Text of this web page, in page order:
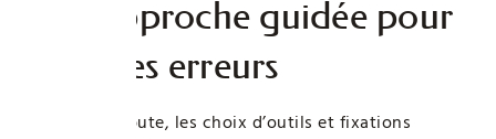
Une approche guidée pour
éviter les erreurs
Quand on débute, les choix d’outils et fixations